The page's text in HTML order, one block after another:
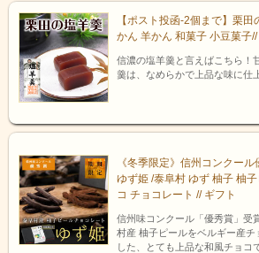
【ポスト投函-2個まで】栗
かん 羊かん 和菓子 小豆菓子//
信濃の塩羊羹と言えばこちら！
羹は、なめらかで上品な味に仕
《冬季限定》信州コンクー
ゆず姫 /泰阜村 ゆず 柚子 柚
コ チョコレート // ギフト
信州味コンクール「優秀賞」受
村産 柚子ピールをベルギー産
した、とても上品な和風チョコ